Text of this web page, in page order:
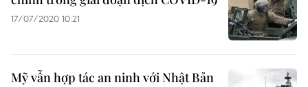
17/07/2020 10:21
Mỹ vẫn hợp tác an ninh với Nhật Bản